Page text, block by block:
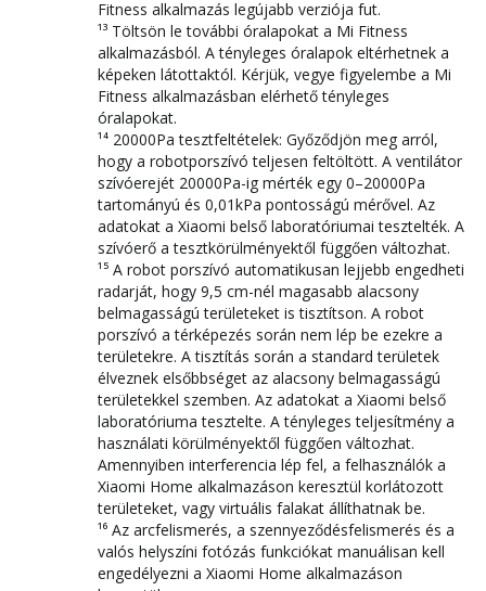
Fitness alkalmazás legújabb verziója fut.
¹³ Töltsön le további óralapokat a Mi Fitness
alkalmazásból. A tényleges óralapok eltérhetnek a
képeken látottaktól. Kérjük, vegye figyelembe a Mi
Fitness alkalmazásban elérhető tényleges
óralapokat.
¹⁴ 20000Pa tesztfeltételek: Győződjön meg arról,
hogy a robotporszívó teljesen feltöltött. A ventilátor
szívóerejét 20000Pa-ig mérték egy 0–20000Pa
tartományú és 0,01kPa pontosságú mérővel. Az
adatokat a Xiaomi belső laboratóriumai tesztelték. A
szívóerő a tesztkörülményektől függően változhat.
¹⁵ A robot porszívó automatikusan lejjebb engedheti
radarját, hogy 9,5 cm-nél magasabb alacsony
belmagasságú területeket is tisztítson. A robot
porszívó a térképezés során nem lép be ezekre a
területekre. A tisztítás során a standard területek
élveznek elsőbbséget az alacsony belmagasságú
területekkel szemben. Az adatokat a Xiaomi belső
laboratóriuma tesztelte. A tényleges teljesítmény a
használati körülményektől függően változhat.
Amennyiben interferencia lép fel, a felhasználók a
Xiaomi Home alkalmazáson keresztül korlátozott
területeket, vagy virtuális falakat állíthatnak be.
¹⁶ Az arcfelismerés, a szennyeződésfelismerés és a
valós helyszíni fotózás funkciókat manuálisan kell
engedélyezni a Xiaomi Home alkalmazáson